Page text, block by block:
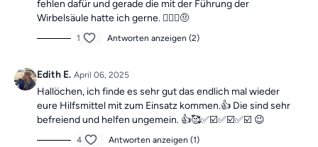
fehlen dafür und gerade die mit der Führung der
Wirbelsäule hatte ich gerne. 🤷🏼‍♀️🤨
1 Antworten anzeigen (2)
Edith E. April 06, 2025
Hallöchen, ich finde es sehr gut das endlich mal wieder
eure Hilfsmittel mit zum Einsatz kommen.👍 Die sind sehr
befreiend und helfen ungemein. 👍🥰✅️☑️✅️☑️✅️☑️ 😉
4 Antworten anzeigen (1)